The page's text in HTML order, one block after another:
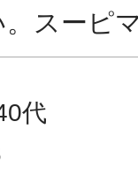
代